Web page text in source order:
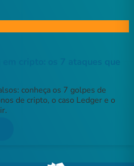
conheça os 7 golpes de
de cripto, o caso Ledger e o